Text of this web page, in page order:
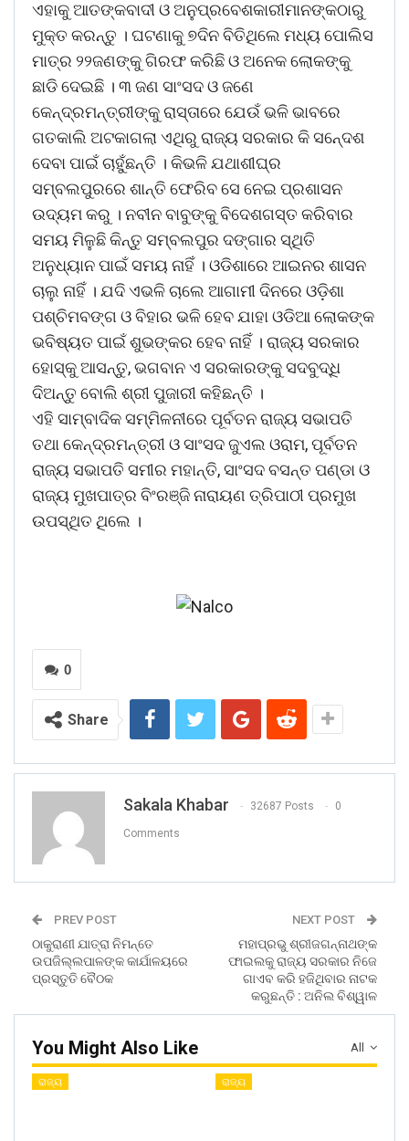
ଏହାକୁ ଆତଙ୍କବାଦୀ ଓ ଅନୁପ୍ରବେଶକାରୀମାନଙ୍କଠାରୁ
ମୁକ୍ତ କରନ୍ତୁ । ଘଟଣାକୁ ୭ଦିନ ବିତିଥିଲେ ମଧ୍ୟ ପୋଲିସ
ମାତ୍ର ୨୨ଜଣଙ୍କୁ ଗିରଫ କରିଛି ଓ ଅନେକ ଲୋକଙ୍କୁ
ଛାଡି ଦେଇଛି । ୩ ଜଣ ସାଂସଦ ଓ ଜଣେ
କେନ୍ଦ୍ରମନ୍ତ୍ରୀଙ୍କୁ ରାସ୍ତାରେ ଯେଉଁ ଭଳି ଭାବରେ
ଗତକାଲି ଅଟକାଗଲା ଏଥିରୁ ରାଜ୍ୟ ସରକାର କି ସନେ୍ଦଶ
ଦେବା ପାଇଁ ଚାହୁଁଛନ୍ତି । କିଭଳି ଯଥାଶୀଘ୍ର
ସମ୍ବଲପୁରରେ ଶାନ୍ତି ଫେରିବ ସେ ନେଇ ପ୍ରଶାସନ
ଉଦ୍ୟମ କରୁ । ନବୀନ ବାବୁଙ୍କୁ ବିଦେଶଗସ୍ତ କରିବାର
ସମୟ ମିଳୁଛି କିନ୍ତୁ ସମ୍ବଲପୁର ଦଙ୍ଗାର ସ୍ଥିତି
ଅନୁଧ୍ୟାନ ପାଇଁ ସମୟ ନାହିଁ । ଓଡିଶାରେ ଆଇନର ଶାସନ
ଚାଲୁ ନାହିଁ । ଯଦି ଏଭଳି ଚାଲେ ଆଗାମୀ ଦିନରେ ଓଡ଼ିଶା
ପଶ୍ଚିମବଙ୍ଗ ଓ ବିହାର ଭଳି ହେବ ଯାହା ଓଡିଆ ଲୋକଙ୍କ
ଭବିଷ୍ୟତ ପାଇଁ ଶୁଭଙ୍କର ହେବ ନାହିଁ । ରାଜ୍ୟ ସରକାର
ହୋସ୍କୁ ଆସନ୍ତୁ, ଭଗବାନ ଏ ସରକାରଙ୍କୁ ସଦବୁଦ୍ଧି
ଦିଅନ୍ତୁ ବୋଲି ଶ୍ରୀ ପୁଜାରୀ କହିଛନ୍ତି ।
ଏହି ସାମ୍ବାଦିକ ସମ୍ମିଳନୀରେ ପୂର୍ବତନ ରାଜ୍ୟ ସଭାପତି
ତଥା କେନ୍ଦ୍ରମନ୍ତ୍ରୀ ଓ ସାଂସଦ ଜୁଏଲ ଓରାମ, ପୂର୍ବତନ
ରାଜ୍ୟ ସଭାପତି ସମୀର ମହାନ୍ତି, ସାଂସଦ ବସନ୍ତ ପଣ୍ଡା ଓ
ରାଜ୍ୟ ମୁଖପାତ୍ର ବିଂରଞ୍ଜି ନାରାୟଣ ତ୍ରିପାଠୀ ପ୍ରମୁଖ
ଉପସ୍ଥିତ ଥିଲେ ।
0
Share
Sakala Khabar 32687 Posts 0
Comments
PREV POST
ଠାକୁରାଣୀ ଯାତ୍ରା ନିମନ୍ତେ
ଉପଜିଲ୍ଲପାଳଙ୍କ କାର୍ଯାଳୟରେ
ପ୍ରସ୍ତୁତି ବୈଠକ
NEXT POST
ମହାପ୍ରଭୁ ଶ୍ରୀଜଗନ୍ନାଥଙ୍କ
ଫାଇଲକୁ ରାଜ୍ୟ ସରକାର ନିଜେ
ଗାଏବ କରି ହଜିଥିବାର ନାଟକ
କରୁଛନ୍ତି : ଅନିଲ ବିଶ୍ୱାଳ
All
You Might Also Like
ରାଜ୍ୟ ରାଜ୍ୟ